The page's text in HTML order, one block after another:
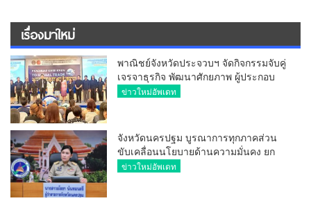
เรื่องมาใหม่
พาณิชย์จังหวัดประจวบฯ จัดกิจกรรมจับคู่
เจรจาธุรกิจ พัฒนาศักยภาพ ผู้ประกอบ
การ ขยายช่องทางการค้า สู่การค้า
ข่าวใหม่อัพเดท
จังหวัดนครปฐม บูรณาการทุกภาคส่วน
ขับเคลื่อนนโยบายด้านความมั่นคง ยก
ระดับการป้องกันอาชญากรรมทาง
ข่าวใหม่อัพเดท